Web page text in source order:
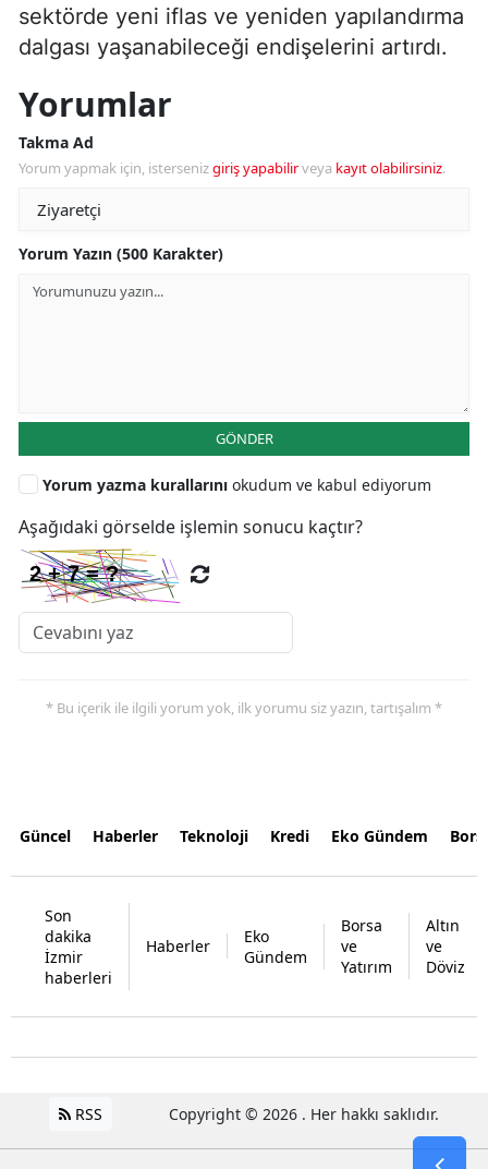
sektörde yeni iflas ve yeniden yapılandırma
dalgası yaşanabileceği endişelerini artırdı.
Yorumlar
Takma Ad
Yorum yapmak için, istersenizgiriş yapabilirveya kayıt olabilirsiniz.
Yorum Yazın (500 Karakter)
GÖNDER
Yorum yazma kurallarını okudum ve kabul ediyorum
Aşağıdaki görselde işlemin sonucu kaçtır?
* Bu içerik ile ilgili yorum yok, ilk yorumu siz yazın, tartışalım *
Güncel Haberler Teknoloji Kredi Eko Gündem
Son
dakika
İzmir
haberleri
Haberler
Eko
Gündem
Borsa
ve
Yatırım
Altın
ve
Döviz
RSS Copyright © 2026 . Her hakkı saklıdır.